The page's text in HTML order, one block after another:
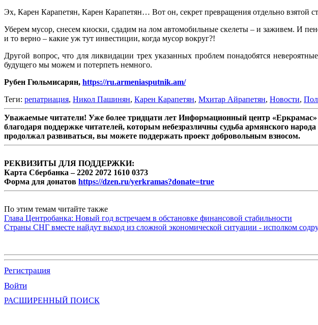
Эх, Карен Карапетян, Карен Карапетян… Вот он, секрет превращения отдельно взятой
Уберем мусор, снесем киоски, сдадим на лом автомобильные скелеты – и заживем. И
и то верно – какие уж тут инвестиции, когда мусор вокруг?!
Другой вопрос, что для ликвидации трех указанных проблем понадобятся
будущего мы можем и потерпеть немного.
Рубен Гюльмисарян, https://ru.armeniasputnik.am/
Теги: репатриация, Никол Пашинян, Карен Карапетян, Мхитар Айрапетян, Новости,
Уважаемые читатели! Уже более тридцати лет Информационный центр
благодаря поддержке читателей, которым небезразличны судьба армянского
продолжал развиваться, вы можете поддержать проект добровольным взносом.
РЕКВИЗИТЫ ДЛЯ ПОДДЕРЖКИ:
Карта Сбербанка – 2202 2072 1610 0373
Форма для донатов https://dzen.ru/yerkramas?donate=true
По этим темам читайте также
Глава Центробанка: Новый год встречаем в обстановке финансовой стабильности
Страны СНГ вместе найдут выход из сложной экономической ситуации - исполком
Регистрация
Войти
РАСШИРЕННЫЙ ПОИСК